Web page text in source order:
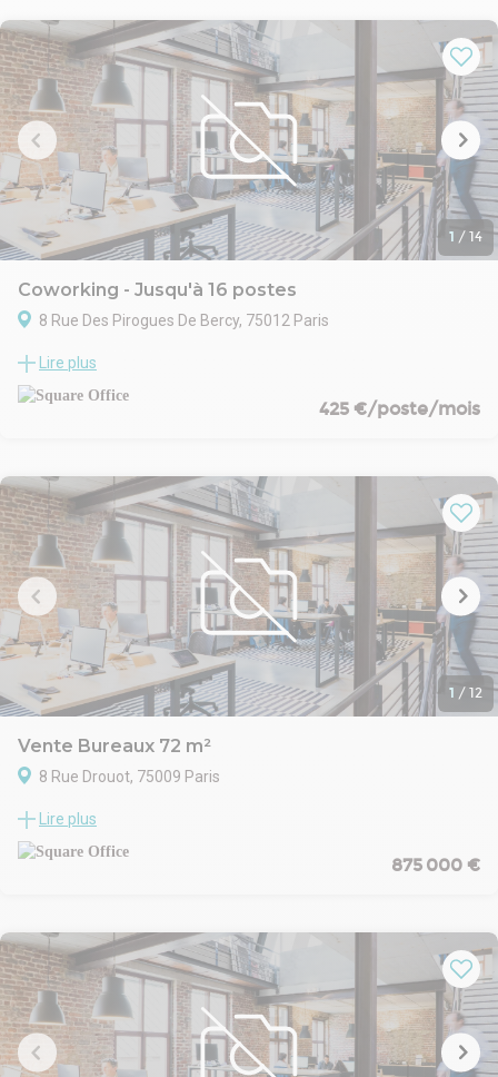
d'aménager jusqu'à 4 open spaces et 2 salles de réunion.
La configuration actuelle comprend :
- 2 grands open-space
- 6 bureaux (deux open-space ont été cloisonnés afin de créer 4
bureaux).
Il y a peu de contraintes porteuses ce qui permet une grande
souplesse d'aménagement.
Possibilité de louer une place de parking en sus.
1 / 14
Coworking - Jusqu'à 16 postes
8 Rue Des Pirogues De Bercy, 75012 Paris
- Rooftop vue Seine
- Espaces de vie détente
- 45 phoneboxes
assises
- Parking vélo, voiture, scooter
Lire plus
425 €/poste/mois
1 / 12
Vente Bureaux 72 m²
8 Rue Drouot, 75009 Paris
au fond d’une cour, nous vous proposons une surface de bureaux
à la vente de 72 m² Carrez.
Située au rez-de-chaussée, on entre par un bureau d’accueil d’un
de 330 cm, à droite, des toilettes puis un autre bureau de presque
14 m² ayant également un accès direct par la cour.
À l'étage, accessible par un élégant escalier intérieur, se trouve un
bureau de plus de 11 m² ainsi qu’une réserve attenante de plus de
7 m².
Très bon état.
Taxes foncières : 2431 €
Lire plus
875 000 €